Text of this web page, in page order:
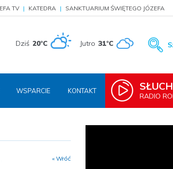
TV KATEDRA SANKTUARIUM ŚWIĘTEGO JÓZEFA
Dziś 20°C Jutro 31°C
RADIO
WSPARCIE KONTAKT
« Wróć